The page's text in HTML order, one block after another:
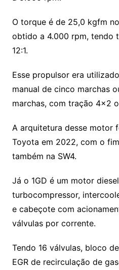
O torque é de 25,0 kgfm
obtido a 4.000 rpm, tendo
12:1.
Esse propulsor era
manual de cinco marchas
marchas, com tração 4×2
A arquitetura desse motor
Toyota em 2022, com o
também na SW4.
Já o 1GD é um motor
turbocompressor,
e cabeçote com
válvulas por corrente.
Tendo 16 válvulas, bloco
EGR de recirculação de